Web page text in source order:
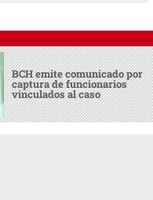
BCH emite comunicado por
captura de funcionarios
vinculados al caso